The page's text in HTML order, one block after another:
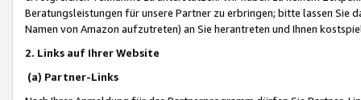
Beratungsleistungen für unsere Partner zu erbringen; bitte lassen Sie
Namen von Amazon aufzutreten) an Sie herantreten und Ihnen
2. Links auf Ihrer Website
(a) Partner-Links